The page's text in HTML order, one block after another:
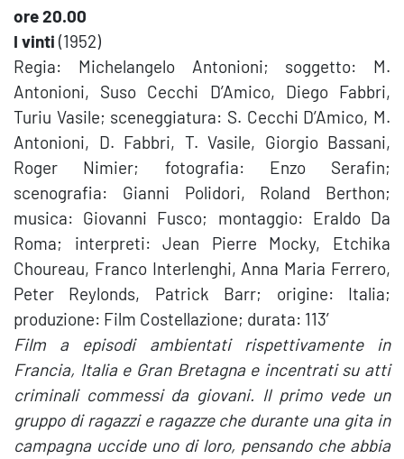
ore 20.00
I vinti (1952)
Regia: Michelangelo Antonioni; soggetto: M.
Antonioni, Suso Cecchi D’Amico, Diego Fabbri,
Turiu Vasile; sceneggiatura: S. Cecchi D’Amico, M.
Antonioni, D. Fabbri, T. Vasile, Giorgio Bassani,
Roger Nimier; fotografia: Enzo Serafin;
scenografia: Gianni Polidori, Roland Berthon;
musica: Giovanni Fusco; montaggio: Eraldo Da
Roma; interpreti: Jean Pierre Mocky, Etchika
Choureau, Franco Interlenghi, Anna Maria Ferrero,
Peter Reylonds, Patrick Barr; origine: Italia;
produzione: Film Costellazione; durata: 113′
Film a episodi ambientati rispettivamente in
Francia, Italia e Gran Bretagna e incentrati su atti
criminali commessi da giovani. Il primo vede un
gruppo di ragazzi e ragazze che durante una gita in
campagna uccide uno di loro, pensando che abbia